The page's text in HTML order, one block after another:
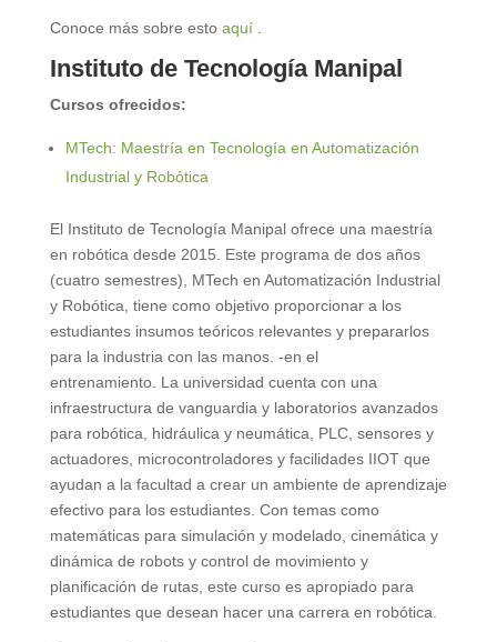
Conoce más sobre esto aquí.
Instituto de Tecnología Manipal
Cursos ofrecidos:
MTech: Maestría en Tecnología en Automatización
Industrial y Robótica
El Instituto de Tecnología Manipal ofrece una maestría
en robótica desde 2015. Este programa de dos años
(cuatro semestres), MTech en Automatización Industrial
y Robótica, tiene como objetivo proporcionar a los
estudiantes insumos teóricos relevantes y prepararlos
para la industria con las manos. -en el
entrenamiento. La universidad cuenta con una
infraestructura de vanguardia y laboratorios avanzados
para robótica, hidráulica y neumática, PLC, sensores y
actuadores, microcontroladores y facilidades IIOT que
ayudan a la facultad a crear un ambiente de aprendizaje
efectivo para los estudiantes. Con temas como
matemáticas para simulación y modelado, cinemática y
dinámica de robots y control de movimiento y
planificación de rutas, este curso es apropiado para
estudiantes que desean hacer una carrera en robótica.